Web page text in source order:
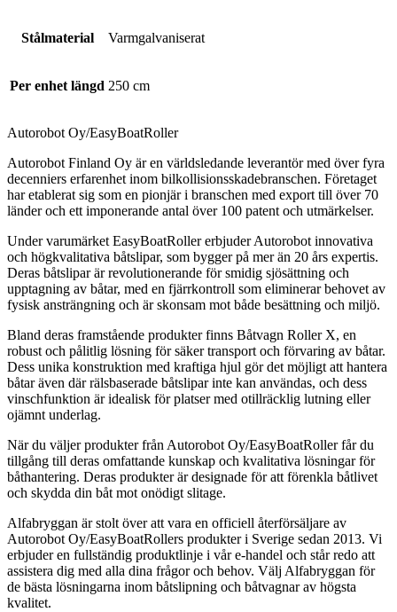
Stålmaterial Varmgalvaniserat
Per enhet längd 250 cm
Autorobot Oy/EasyBoatRoller
Autorobot Finland Oy är en världsledande leverantör med över fyra
decenniers erfarenhet inom bilkollisionsskadebranschen. Företaget
har etablerat sig som en pionjär i branschen med export till över 70
länder och ett imponerande antal över 100 patent och utmärkelser.
Under varumärket EasyBoatRoller erbjuder Autorobot innovativa
och högkvalitativa båtslipar, som bygger på mer än 20 års expertis.
Deras båtslipar är revolutionerande för smidig sjösättning och
upptagning av båtar, med en fjärrkontroll som eliminerar behovet av
fysisk ansträngning och är skonsam mot både besättning och miljö.
Bland deras framstående produkter finns Båtvagn Roller X, en
robust och pålitlig lösning för säker transport och förvaring av båtar.
Dess unika konstruktion med kraftiga hjul gör det möjligt att hantera
båtar även där rälsbaserade båtslipar inte kan användas, och dess
vinschfunktion är idealisk för platser med otillräcklig lutning eller
ojämnt underlag.
När du väljer produkter från Autorobot Oy/EasyBoatRoller får du
tillgång till deras omfattande kunskap och kvalitativa lösningar för
båthantering. Deras produkter är designade för att förenkla båtlivet
och skydda din båt mot onödigt slitage.
Alfabryggan är stolt över att vara en officiell återförsäljare av
Autorobot Oy/EasyBoatRollers produkter i Sverige sedan 2013. Vi
erbjuder en fullständig produktlinje i vår e-handel och står redo att
assistera dig med alla dina frågor och behov. Välj Alfabryggan för
de bästa lösningarna inom båtslipning och båtvagnar av högsta
kvalitet.